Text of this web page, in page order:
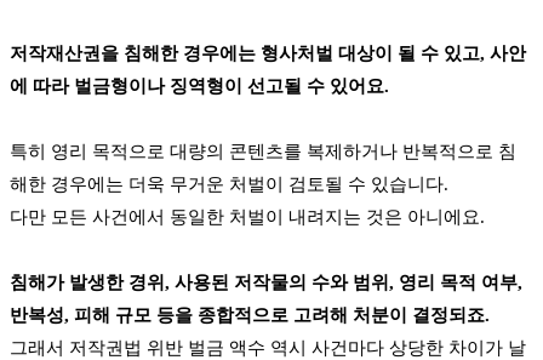
저작재산권을 침해한 경우에는 형사처벌 대상이 될 수 있고, 사안
에 따라 벌금형이나 징역형이 선고될 수 있어요.
특히 영리 목적으로 대량의 콘텐츠를 복제하거나 반복적으로 침
해한 경우에는 더욱 무거운 처벌이 검토될 수 있습니다.
다만 모든 사건에서 동일한 처벌이 내려지는 것은 아니에요.
침해가 발생한 경위, 사용된 저작물의 수와 범위, 영리 목적 여부,
반복성, 피해 규모 등을 종합적으로 고려해 처분이 결정되죠.
그래서 저작권법 위반 벌금 액수 역시 사건마다 상당한 차이가 날